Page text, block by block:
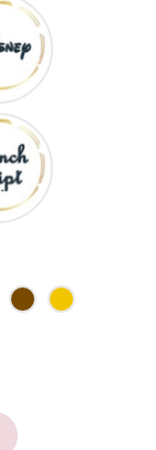
MarronJaune